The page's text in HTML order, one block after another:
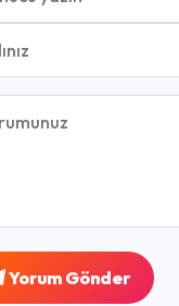
Yorum Gönder